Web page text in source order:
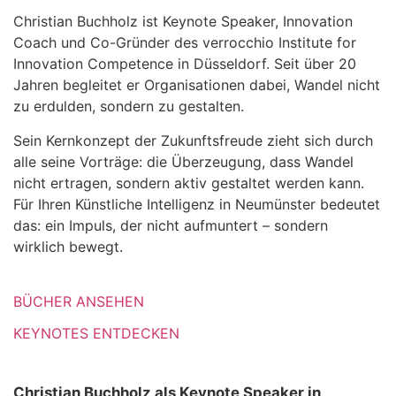
Christian Buchholz ist Keynote Speaker, Innovation
Coach und Co-Gründer des verrocchio Institute for
Innovation Competence in Düsseldorf. Seit über 20
Jahren begleitet er Organisationen dabei, Wandel nicht
zu erdulden, sondern zu gestalten.
Sein Kernkonzept der Zukunftsfreude zieht sich durch
alle seine Vorträge: die Überzeugung, dass Wandel
nicht ertragen, sondern aktiv gestaltet werden kann.
Für Ihren Künstliche Intelligenz in Neumünster bedeutet
das: ein Impuls, der nicht aufmuntert – sondern
wirklich bewegt.
BÜCHER ANSEHEN
KEYNOTES ENTDECKEN